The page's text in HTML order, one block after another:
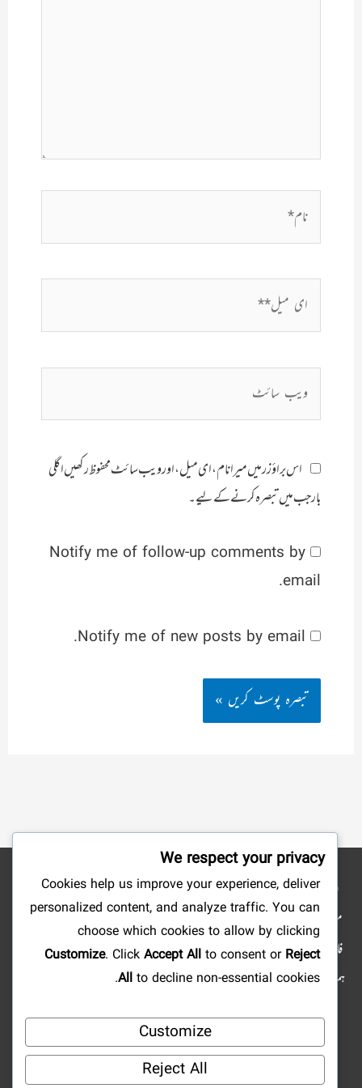
میل**
اس براؤزر میں میرا نام، ای میل، اور ویب سائٹ محفوظ رکھیں اگلی
بار جب میں تبصرہ کرنے کےلیے۔
Notify me of follow-up comments by
email.
Notify me of new posts by email.
نوٹ: شائع کردہ مضامین وکتب کے جملہ حقوق بحق ناشرین ومصنفین محفوظ ہیں۔ ہمارا
مقصد صرف علم وتحقیق وتلاش وجستجو میں سہولت پیدا کرنا ہے، لہذا: ویب سائٹ کا مالی
فائدہ کے لئے استعمال کرنا منوع ہے، آپ علمی مضامین ومستند دینی کتابیں ارسال فرما کر
ہمارا تعاون کرسکتے ہیں اور رب کریم کے یہاں اجر عظیم پا سکتے ہیں۔ اور اگر آپ کو کہیں بھی
ایڈریس: Qalam@eSabaq.com |
Mislami.com@gmail.com
We respect your privacy
Cookies help us improve your experience, deliver
personalized content, and analyze traffic. You can
choose which cookies to allow by clicking
Customize. ClickAccept Allto consent orReject
Allto decline non-essential cookies.
Customize
Reject All